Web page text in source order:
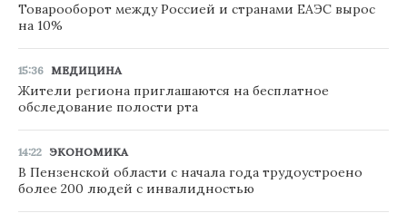
Товарооборот между Россией и странами ЕАЭС вырос
на 10%
15:36 МЕДИЦИНА
Жители региона приглашаются на бесплатное
обследование полости рта
14:22 ЭКОНОМИКА
В Пензенской области с начала года трудоустроено
более 200 людей с инвалидностью